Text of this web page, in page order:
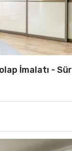
İmalatı -